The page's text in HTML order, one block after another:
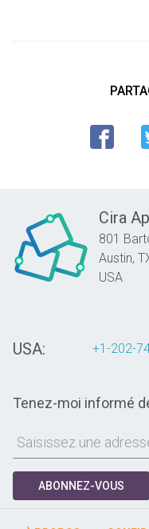
Cira
801
Austin,
USA
USA: +1-202-
Tenez-moi informé
ABONNEZ-VOUS